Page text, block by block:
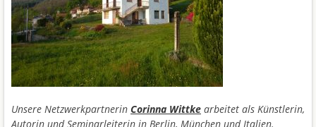
Unsere Netzwerkpartnerin Corinna Wittke arbeitet als Künstlerin,
Autorin und Seminarleiterin in Berlin, München und Italien.